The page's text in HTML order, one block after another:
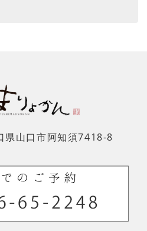
山口市阿知須7418-8